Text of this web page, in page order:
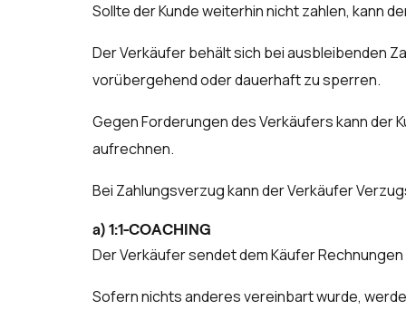
Sollte der Kunde weiterhin nicht zahlen, kann
Der Verkäufer behält sich bei ausbleibenden
vorübergehend oder dauerhaft zu sperren.
Gegen Forderungen des Verkäufers kann
aufrechnen.
Bei Zahlungsverzug kann der Verkäufer
a) 1:1-COACHING
Der Verkäufer sendet dem Käufer
Sofern nichts anderes vereinbart wurde,